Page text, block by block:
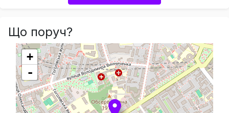
Що поруч?
+
-